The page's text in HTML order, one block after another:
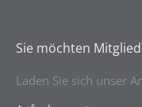
Sie möchten
Laden Sie sich unser